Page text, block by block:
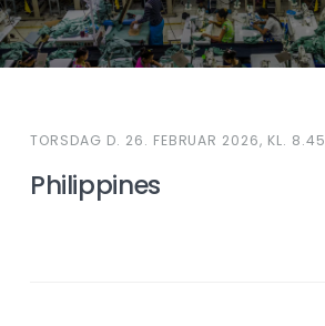
TORSDAG D. 26. FEBRUAR 2026, KL. 8.45
Philippines